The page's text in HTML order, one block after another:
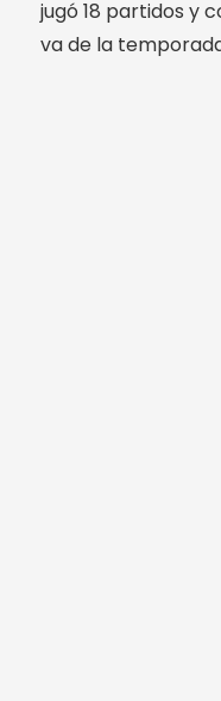
jugó 18 partidos y
va de la